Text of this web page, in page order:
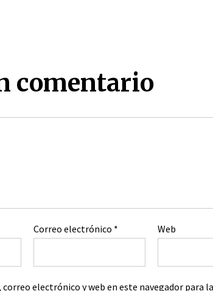
comentario
Correo electrónico * Web
electrónico y web en este navegador para